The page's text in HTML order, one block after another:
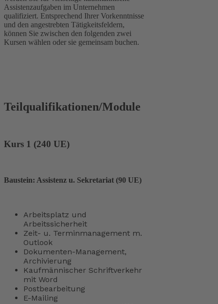
Assistenzaufgaben im Unternehmen
qualifiziert. Entsprechend Ihrer Vorkenntnisse
und den angestrebten Tätigkeitsfeldern,
können Sie zwischen den folgenden zwei
Kursen wählen oder sie gemeinsam buchen.
Teilqualifikationen/Module
Kurs 1 (240 UE)
Baustein: Assistenz u. Sekretariat (90 UE)
Arbeitsplatz und
Arbeitssicherheit
Zeit- u. Terminmanagement m.
Outlook
Dokumenten-Management,
Archivierung
Kaufmännischer Schriftverkehr
mit Word
Postbearbeitung
E-Mailing